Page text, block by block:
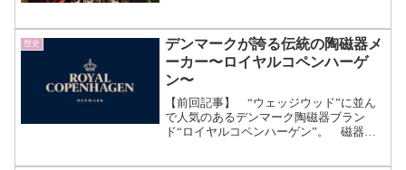
に誘惑する存在として忌み嫌われていま
す。 今回はそんな悪魔に注目し...（続
きを読む）
歴史
デンマークが誇る伝統の陶磁器メ
ーカー〜ロイヤルコペンハーゲ
ン〜
【前回記事】 “ウェッジウッド”に並ん
で人気のあるデンマーク陶磁器ブラン
ド“ロイヤルコペンハーゲン”。 磁器の